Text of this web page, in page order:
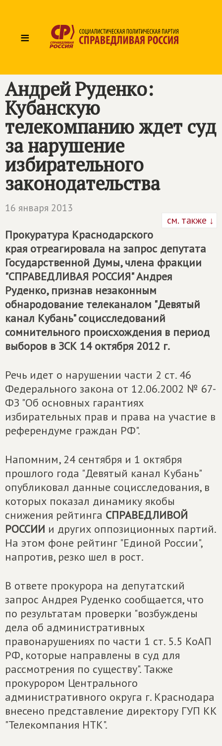
≡
Андрей Руденко:
Кубанскую
телекомпанию ждет суд
за нарушение
избирательного
законодательства
16 января 2013
см. также ↓
Прокуратура Краснодарского
края отреагировала на запрос депутата
Государственной Думы, члена фракции
"СПРАВЕДЛИВАЯ РОССИЯ" Андрея
Руденко, признав незаконным
обнародование телеканалом "Девятый
канал Кубань" социсследований
сомнительного происхождения в период
выборов в ЗСК 14 октября 2012 г.
Речь идет о нарушении части 2 ст. 46
Федерального закона от 12.06.2002 № 67-
ФЗ "Об основных гарантиях
избирательных прав и права на участие в
референдуме граждан РФ".
Напомним, 24 сентября и 1 октября
прошлого года "Девятый канал Кубань"
опубликовал данные социсследования, в
которых показал динамику якобы
снижения рейтинга СПРАВЕДЛИВОЙ
РОССИИ и других оппозиционных партий.
На этом фоне рейтинг "Единой России",
напротив, резко шел в рост.
В ответе прокурора на депутатский
запрос Андрея Руденко сообщается, что
по результатам проверки "возбуждены
дела об административных
правонарушениях по части 1 ст. 5.5 КоАП
РФ, которые направлены в суд для
рассмотрения по существу". Также
прокурором Центрального
административного округа г. Краснодара
внесено представление директору ГУП КК
"Телекомпания НТК".